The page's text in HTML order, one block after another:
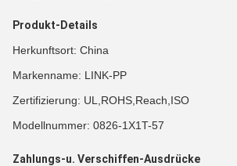
Produkt-Details
Herkunftsort: China
Markenname: LINK-PP
Zertifizierung: UL,ROHS,Reach,ISO
Modellnummer: 0826-1X1T-57
Zahlungs-u. Verschiffen-Ausdrücke